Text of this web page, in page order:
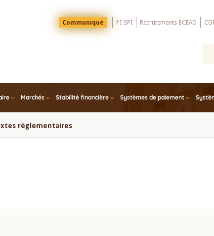
Menu
Top
Communiqué PI-SPI Recrutements BCEAO
Marchés Stabilité financière Systèmes de paiement
réglementaires